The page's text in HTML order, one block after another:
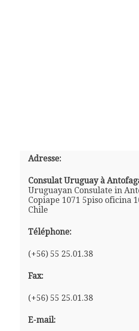
Adresse:
Consulat Uruguay à
Uruguayan Consulate in
Copiape 1071 5piso oficina
Chile
Téléphone:
(+56) 55 25.01.38
Fax:
(+56) 55 25.01.38
E-mail: